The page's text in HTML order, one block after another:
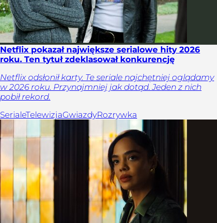
Netflix pokazał największe serialowe hity 2026
roku. Ten tytuł zdeklasował konkurencję
Netflix odsłonił karty. Te seriale najchętniej oglądamy
w 2026 roku. Przynajmniej jak dotąd. Jeden z nich
pobił rekord.
SerialeTelewizjaGwiazdyRozrywka